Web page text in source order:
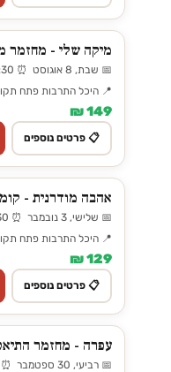
מיקה שלי - מחזמר
📅 שבת, 8 אוגוסט ⏰ 21:30
📍 היכל התרבות פתח
149 ₪
📋 פרטים נוספים
אהבה מודרנית -
📅 שלישי, 3 נובמבר ⏰ 20:30
📍 היכל התרבות פתח
129 ₪
📋 פרטים נוספים
עפרה - מחזמר
📅 רביעי, 30 ספטמבר ⏰ 20:30